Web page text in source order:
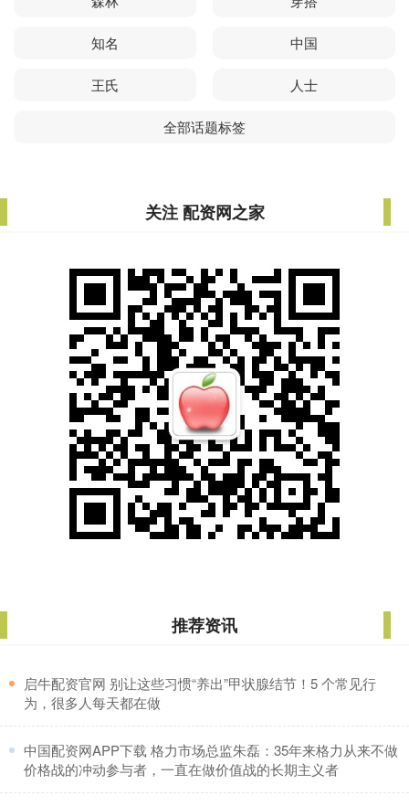
知名 中国
王氏 人士
全部话题标签
关注 配资网之家
推荐资讯
​启牛配资官网 别让这些习惯“养出”甲状腺结节！5 个常见行
为，很多人每天都在做
​中国配资网APP下载 格力市场总监朱磊：35年来格力从来不做
价格战的冲动参与者，一直在做价值战的长期主义者